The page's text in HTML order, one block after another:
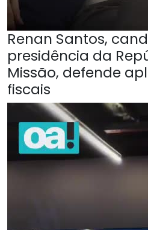
Renan Santos,
presidência da
Missão, defende
fiscais